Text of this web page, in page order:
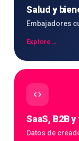
Salud y
Embajadores
Explore →
SaaS, B2B y
Datos de